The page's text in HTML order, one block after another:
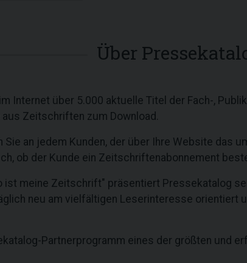
Über
Internet über 5.000 aktuelle Titel der Fach-,
Zeitschriften zum Download.
Sie an jedem Kunden, der über Ihre Website das
ob der Kunde ein Zeitschriftenabonnement
ist meine Zeitschrift" präsentiert Pressekatalog
neu am vielfältigen Leserinteresse orientiert
Partnerprogramm eines der größten und